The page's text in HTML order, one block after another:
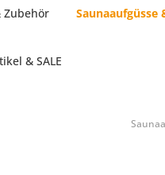
Zubehör
& SALE